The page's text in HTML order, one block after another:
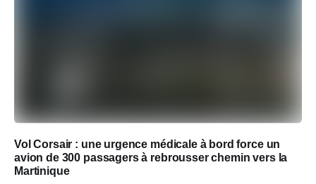
Vol Corsair : une urgence médicale à bord force un
avion de 300 passagers à rebrousser chemin vers la
Martinique